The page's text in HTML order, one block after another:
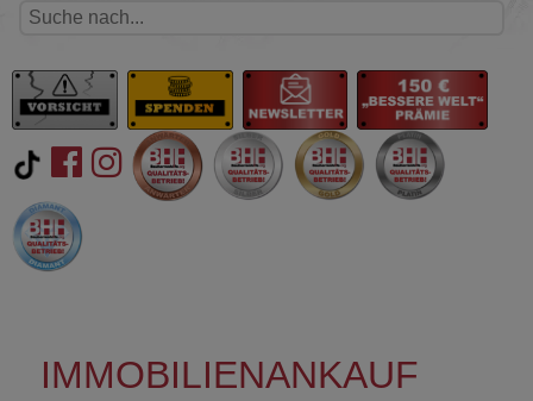
IMMOBILIENANKAUF